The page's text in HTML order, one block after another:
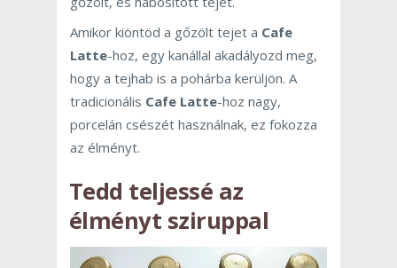
Amikor kiöntöd a gőzölt tejet a Cafe
Latte-hoz, egy kanállal akadályozd meg,
hogy a tejhab is a pohárba kerüljön. A
tradicionális Cafe Latte-hoz nagy,
porcelán csészét használnak, ez fokozza
az élményt.
Tedd teljessé az
élményt sziruppal